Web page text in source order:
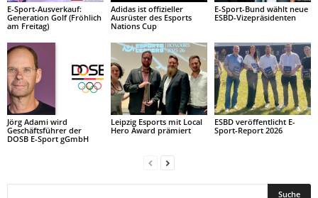
E-Sport-Ausverkauf:
Generation Golf (Fröhlich
am Freitag)
Adidas ist offizieller
Ausrüster des Esports
Nations Cup
E-Sport-Bund wählt neue
ESBD-Vizepräsidenten
Jörg Adami wird
Geschäftsführer der
DOSB E-Sport gGmbH
Leipzig Esports mit Local
Hero Award prämiert
ESBD veröffentlicht E-
Sport-Report 2026